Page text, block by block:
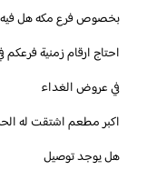
بخصوص فرع مكه هل فيه
احتاج ارقام زمنية
في عروض الغداء
اكبر مطعم اشتقت له
هل يوجد توصيل